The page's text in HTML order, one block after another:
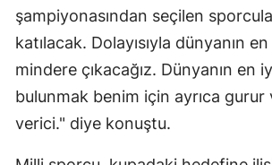
şampiyonasından seçilen
katılacak. Dolayısıyla dünyanın
mindere çıkacağız. Dünyanın en
bulunmak benim için ayrıca gurur
verici." diye konuştu.